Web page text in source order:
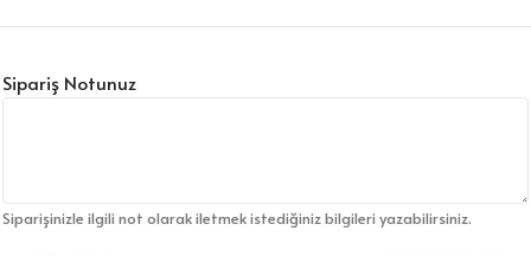
Sipariş Notunuz
Siparişinizle ilgili not olarak iletmek istediğiniz bilgileri yazabilirsiniz.